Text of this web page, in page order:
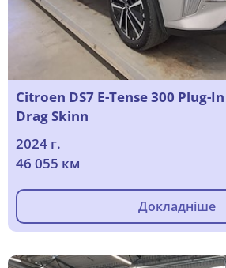
Citroen DS7 E-Tense 300 Plug-
Drag Skinn
2024 г.
46 055 км
Докладніше